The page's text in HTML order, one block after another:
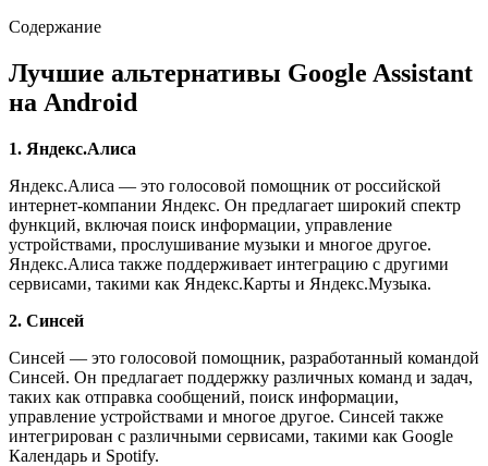
Содержание
Лучшие альтернативы Google Assistant
на Android
1. Яндекс.Алиса
Яндекс.Алиса — это голосовой помощник от российской
интернет-компании Яндекс. Он предлагает широкий спектр
функций, включая поиск информации, управление
устройствами, прослушивание музыки и многое другое.
Яндекс.Алиса также поддерживает интеграцию с другими
сервисами, такими как Яндекс.Карты и Яндекс.Музыка.
2. Синсей
Синсей — это голосовой помощник, разработанный командой
Синсей. Он предлагает поддержку различных команд и задач,
таких как отправка сообщений, поиск информации,
управление устройствами и многое другое. Синсей также
интегрирован с различными сервисами, такими как Google
Календарь и Spotify.